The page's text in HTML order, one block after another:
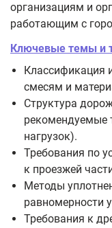
организациям и
работающим с
Ключевые темы и
Классификация
смесям и
Структура
рекомендуемые
нагрузок).
Требования по
к проезжей
Методы
равномерности
Требования к